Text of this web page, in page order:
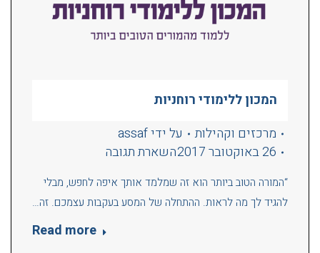
המכון ללימודי רוחניות
מרכזים וקהילות
על ידיassaf
26 באוקטובר 2017
השארת תגובה
“המורה הטוב ביותר הוא זה שמלמד אותך איפה לחפש, מבלי
להגיד לך מה לראות. ההתחלה של המסע בעקבות עצמכם. זה…
Read more